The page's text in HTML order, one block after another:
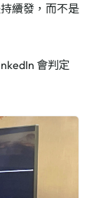
續發，而不是
會判定